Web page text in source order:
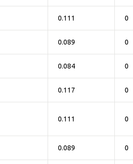
0.111 0
0.089 0
0.084 0
0.117 0
0.111 0
0.089 0